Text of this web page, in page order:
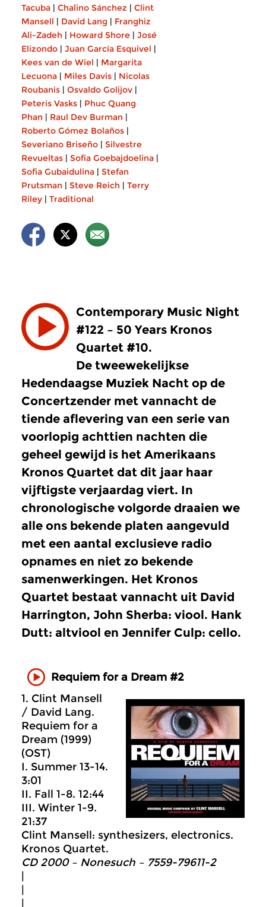
Tacuba | Chalino Sánchez | Clint
Mansell | David Lang | Franghiz
Ali-Zadeh | Howard Shore | José
Elizondo | Juan García Esquivel |
Kees van de Wiel | Margarita
Lecuona | Miles Davis | Nicolas
Roubanis | Osvaldo Golijov |
Peteris Vasks | Phuc Quang
Phan | Raul Dev Burman |
Roberto Gómez Bolaños |
Severiano Briseño | Silvestre
Revueltas | Sofia Goebajdoelina |
Sofia Gubaidulina | Stefan
Prutsman | Steve Reich | Terry
Riley | Traditional
Contemporary Music Night
#122 – 50 Years Kronos
Quartet #10.
De tweewekelijkse
Hedendaagse Muziek Nacht op de
Concertzender met vannacht de
tiende aflevering van een serie van
voorlopig achttien nachten die
geheel gewijd is het Amerikaans
Kronos Quartet dat dit jaar haar
vijftigste verjaardag viert. In
chronologische volgorde draaien we
alle ons bekende platen aangevuld
met een aantal exclusieve radio
opnames en niet zo bekende
samenwerkingen. Het Kronos
Quartet bestaat vannacht uit David
Harrington, John Sherba: viool. Hank
Dutt: altviool en Jennifer Culp: cello.
Requiem for a Dream #2
1. Clint Mansell
/ David Lang.
Requiem for a
Dream (1999)
(OST)
I. Summer 13-14.
3:01
II. Fall 1-8. 12:44
III. Winter 1-9.
21:37
Clint Mansell: synthesizers, electronics.
Kronos Quartet.
CD 2000 – Nonesuch ‎– 7559-79611-2